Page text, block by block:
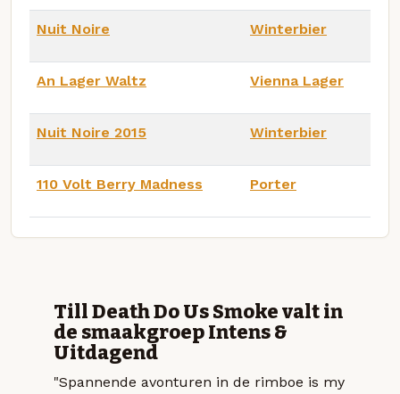
Nuit Noire Winterbier
An Lager Waltz Vienna Lager
Nuit Noire 2015 Winterbier
110 Volt Berry Madness Porter
Till Death Do Us Smoke valt in
de smaakgroep Intens &
Uitdagend
"Spannende avonturen in de rimboe is my